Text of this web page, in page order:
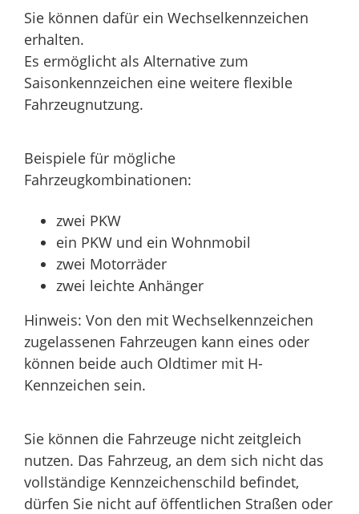
Sie können dafür ein Wechselkennzeichen
erhalten.
Es ermöglicht als Alternative zum
Saisonkennzeichen eine weitere flexible
Fahrzeugnutzung.
Beispiele für mögliche
Fahrzeugkombinationen:
zwei PKW
ein PKW und ein Wohnmobil
zwei Motorräder
zwei leichte Anhänger
Hinweis: Von den mit Wechselkennzeichen
zugelassenen Fahrzeugen kann eines oder
können beide auch Oldtimer mit H-
Kennzeichen sein.
Sie können die Fahrzeuge nicht zeitgleich
nutzen. Das Fahrzeug, an dem sich nicht das
vollständige Kennzeichenschild befindet,
dürfen Sie nicht auf öffentlichen Straßen oder